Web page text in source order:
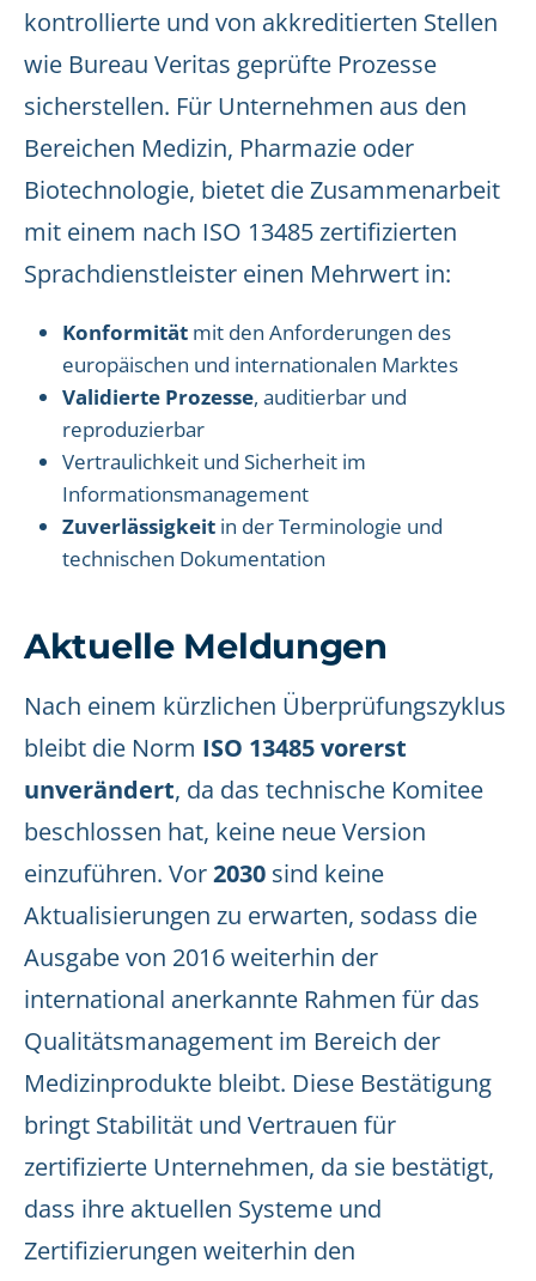
kontrollierte und von akkreditierten Stellen
wie Bureau Veritas geprüfte Prozesse
sicherstellen. Für Unternehmen aus den
Bereichen Medizin, Pharmazie oder
Biotechnologie, bietet die Zusammenarbeit
mit einem nach ISO 13485 zertifizierten
Sprachdienstleister einen Mehrwert in:
Konformität mit den Anforderungen des
europäischen und internationalen Marktes
Validierte Prozesse, auditierbar und
reproduzierbar
Vertraulichkeit und Sicherheit im
Informationsmanagement
Zuverlässigkeit in der Terminologie und
technischen Dokumentation
Aktuelle Meldungen
Nach einem kürzlichen Überprüfungszyklus
bleibt die Norm ISO 13485 vorerst
unverändert, da das technische Komitee
beschlossen hat, keine neue Version
einzuführen. Vor2030 sind keine
Aktualisierungen zu erwarten, sodass die
Ausgabe von 2016 weiterhin der
international anerkannte Rahmen für das
Qualitätsmanagement im Bereich der
Medizinprodukte bleibt. Diese Bestätigung
bringt Stabilität und Vertrauen für
zertifizierte Unternehmen, da sie bestätigt,
dass ihre aktuellen Systeme und
Zertifizierungen weiterhin den